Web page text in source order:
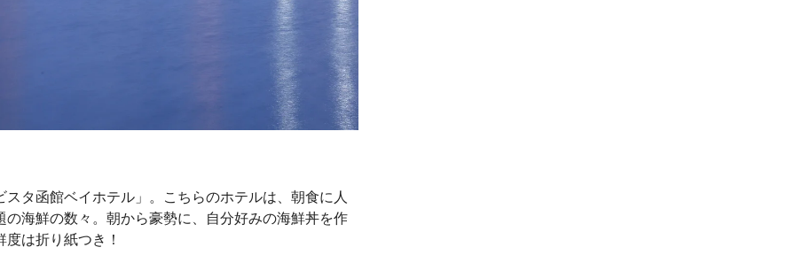
タ函館ベイホテル」。こちらのホテルは、朝食に人
海鮮の数々。朝から豪勢に、自分好みの海鮮丼を作
は折り紙つき！